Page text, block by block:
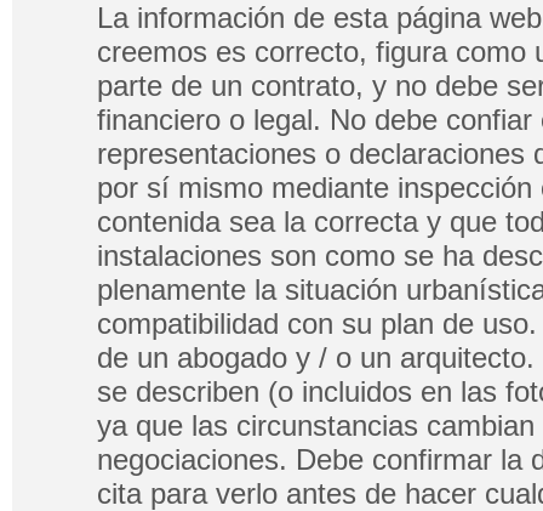
La información de esta página
creemos es correcto, figura como
parte de un contrato, y no debe
financiero o legal. No debe
representaciones o
por sí mismo mediante
contenida sea la correcta y que
instalaciones son como se ha
plenamente la situación
compatibilidad con su plan de
de un abogado y / o un
se describen (o incluidos en las
ya que las circunstancias
negociaciones. Debe confirmar la
cita para verlo antes de hacer